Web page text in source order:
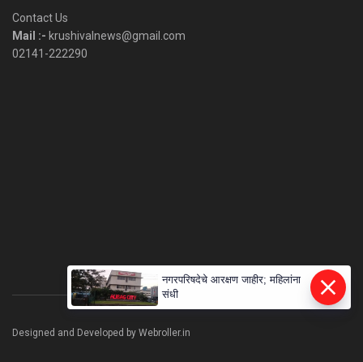
Contact Us
Mail :- krushivalnews@gmail.com
02141-222290
Designed and Developed by Webroller.in
नगरपरिषदेचे आरक्षण जाहीर; महिलांना
संधी